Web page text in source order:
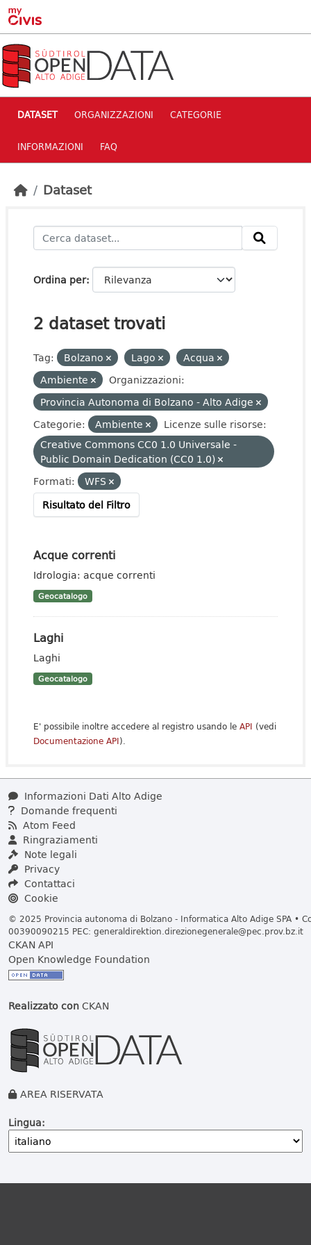
Skip to main content
DATASET ORGANIZZAZIONI CATEGORIE
INFORMAZIONI FAQ
Dataset
Ordina per
2 dataset trovati
Tag: Bolzano Lago
Acqua
Ambiente
Organizzazioni:
Provincia Autonoma di Bolzano - Alto Adige
Categorie:
Ambiente
Licenze sulle risorse:
Creative Commons CC0 1.0 Universale -
Public Domain Dedication (CC0 1.0)
Formati:
WFS
Risultato del Filtro
Acque correnti
Idrologia: acque correnti
Geocatalogo
Laghi
Laghi
Geocatalogo
E' possibile inoltre accedere al registro usando le API (vedi
Documentazione API).
Informazioni Dati Alto Adige
Domande frequenti
Atom Feed
Ringraziamenti
Note legali
Privacy
Contattaci
Cookie
© 2025 Provincia autonoma di Bolzano - Informatica Alto Adige SPA •
00390090215 PEC: generaldirektion.direzionegenerale@pec.prov.bz.it
CKAN API
Open Knowledge Foundation
Realizzato conCKAN
AREA RISERVATA
Lingua